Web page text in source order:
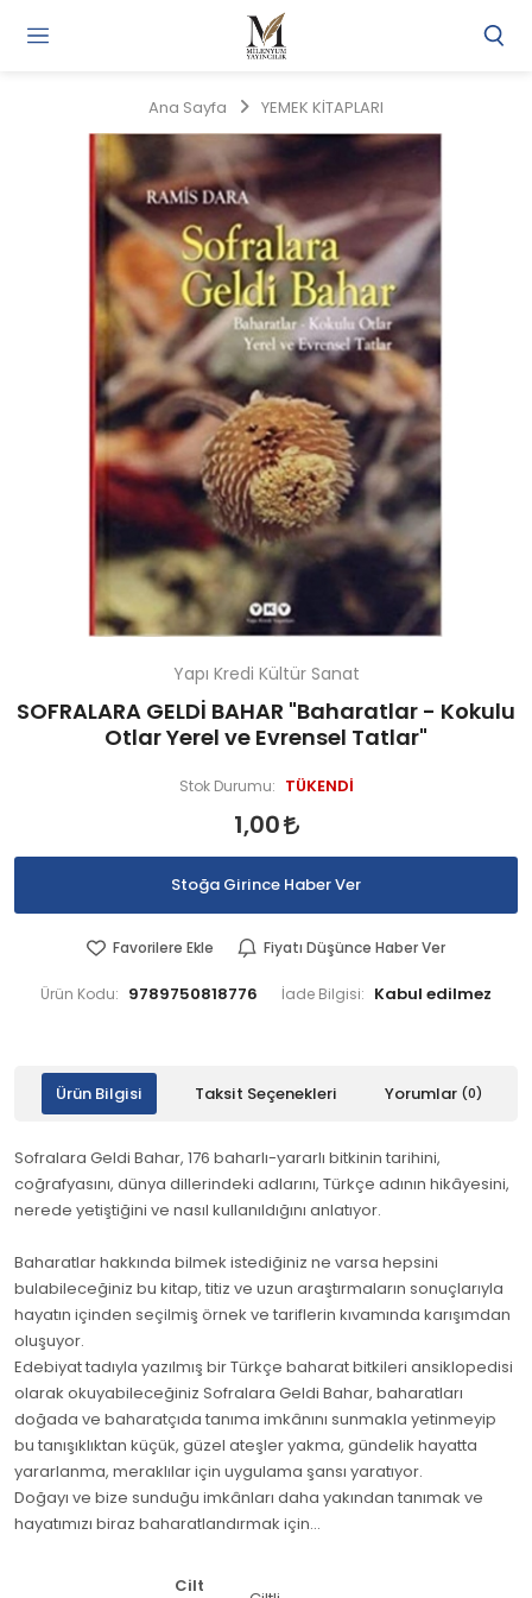
Ana Sayfa YEMEK KİTAPLARI
Yapı Kredi Kültür Sanat
SOFRALARA GELDİ BAHAR "Baharatlar - Kokulu
Otlar Yerel ve Evrensel Tatlar"
Stok Durumu: TÜKENDİ
1,00
Stoğa Girince Haber Ver
Favorilere Ekle Fiyatı Düşünce Haber Ver
Ürün Kodu: 9789750818776 İade Bilgisi:
Ürün Bilgisi Taksit Seçenekleri Yorumlar (0)
Sofralara Geldi Bahar, 176 baharlı-yararlı bitkinin tarihini,
coğrafyasını, dünya dillerindeki adlarını, Türkçe adının hikâyesini,
nerede yetiştiğini ve nasıl kullanıldığını anlatıyor.
Baharatlar hakkında bilmek istediğiniz ne varsa hepsini
bulabileceğiniz bu kitap, titiz ve uzun araştırmaların sonuçlarıyla
hayatın içinden seçilmiş örnek ve tariflerin kıvamında karışımdan
oluşuyor.
Edebiyat tadıyla yazılmış bir Türkçe baharat bitkileri ansiklopedisi
olarak okuyabileceğiniz Sofralara Geldi Bahar, baharatları
doğada ve baharatçıda tanıma imkânını sunmakla yetinmeyip
bu tanışıklıktan küçük, güzel ateşler yakma, gündelik hayatta
yararlanma, meraklılar için uygulama şansı yaratıyor.
Doğayı ve bize sunduğu imkânları daha yakından tanımak ve
hayatımızı biraz baharatlandırmak için…
Cilt